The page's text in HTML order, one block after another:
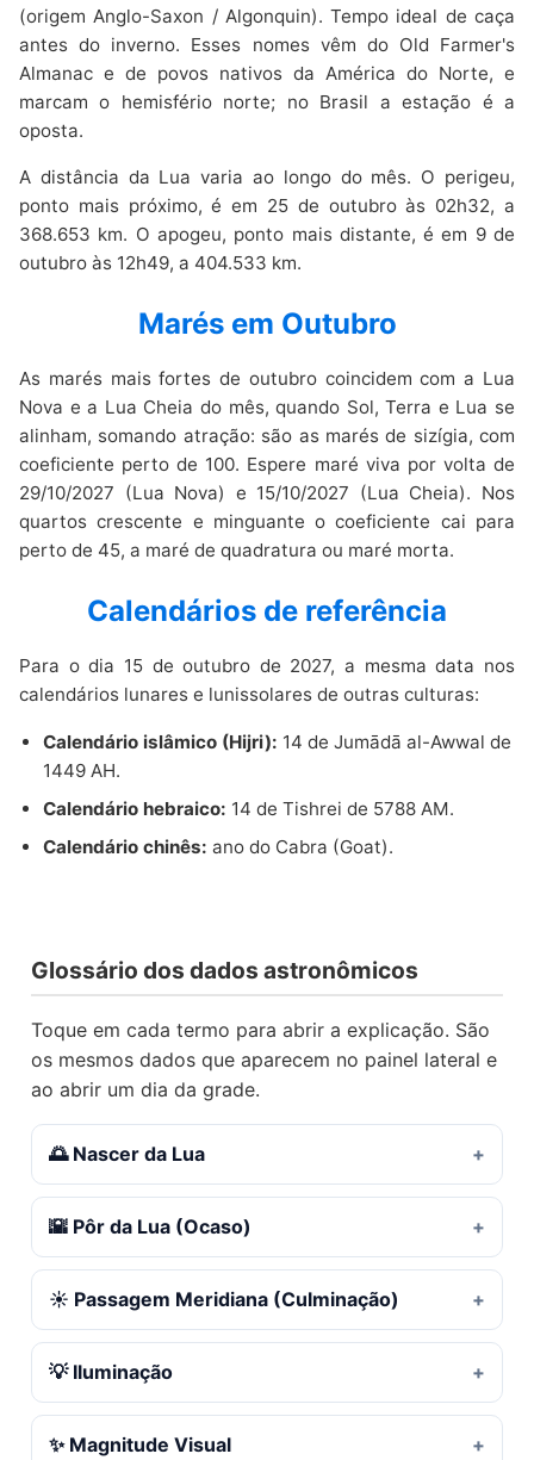
(origem Anglo-Saxon / Algonquin). Tempo ideal de caça
antes do inverno. Esses nomes vêm do Old Farmer's
Almanac e de povos nativos da América do Norte, e
marcam o hemisfério norte; no Brasil a estação é a
oposta.
A distância da Lua varia ao longo do mês. O perigeu,
ponto mais próximo, é em 25 de outubro às 02h32, a
368.653 km. O apogeu, ponto mais distante, é em 9 de
outubro às 12h49, a 404.533 km.
Marés em Outubro
As marés mais fortes de outubro coincidem com a Lua
Nova e a Lua Cheia do mês, quando Sol, Terra e Lua se
alinham, somando atração: são as marés de sizígia, com
coeficiente perto de 100. Espere maré viva por volta de
29/10/2027 (Lua Nova) e 15/10/2027 (Lua Cheia). Nos
quartos crescente e minguante o coeficiente cai para
perto de 45, a maré de quadratura ou maré morta.
Calendários de referência
Para o dia 15 de outubro de 2027, a mesma data nos
calendários lunares e lunissolares de outras culturas:
Calendário islâmico (Hijri): 14 de Jumādā al-Awwal de
1449 AH.
Calendário hebraico: 14 de Tishrei de 5788 AM.
Calendário chinês: ano do Cabra (Goat).
Glossário dos dados astronômicos
Toque em cada termo para abrir a explicação. São
os mesmos dados que aparecem no painel lateral e
ao abrir um dia da grade.
🌅 Nascer da Lua
🌇 Pôr da Lua (Ocaso)
☀️ Passagem Meridiana (Culminação)
💡 Iluminação
✨ Magnitude Visual